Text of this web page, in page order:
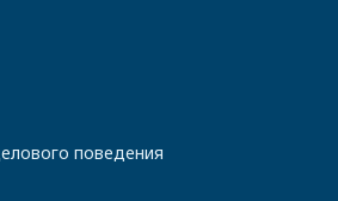
поведения